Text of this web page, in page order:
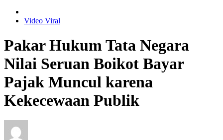
Video Viral
Pakar Hukum Tata Negara
Nilai Seruan Boikot Bayar
Pajak Muncul karena
Kekecewaan Publik